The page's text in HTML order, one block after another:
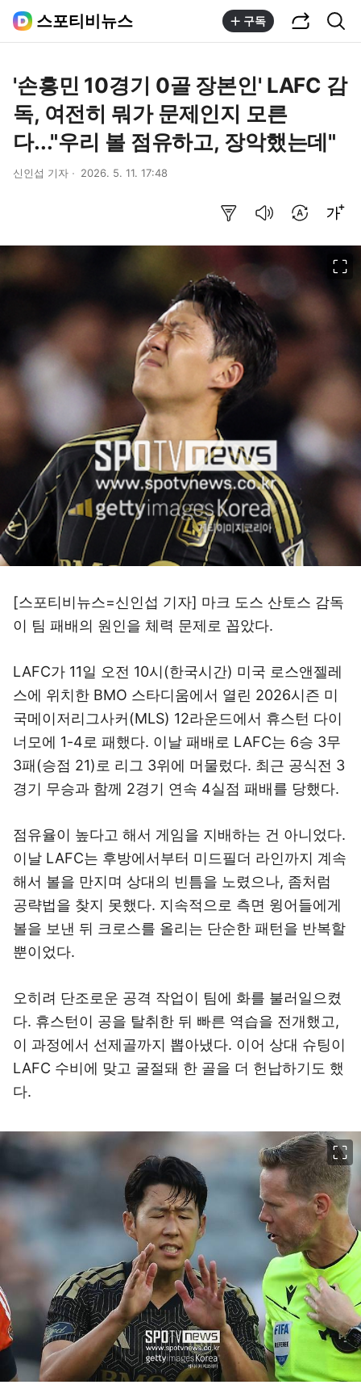
스포티비뉴스 구독
'손흥민 10경기 0골 장본인' LAFC 감
독, 여전히 뭐가 문제인지 모른
다..."우리 볼 점유하고, 장악했는데"
신인섭 기자 2026. 5. 11. 17:48
[스포티비뉴스=신인섭 기자] 마크 도스 산토스 감독
이 팀 패배의 원인을 체력 문제로 꼽았다.
LAFC가 11일 오전 10시(한국시간) 미국 로스앤젤레
스에 위치한 BMO 스타디움에서 열린 2026시즌 미
국메이저리그사커(MLS) 12라운드에서 휴스턴 다이
너모에 1-4로 패했다. 이날 패배로 LAFC는 6승 3무
3패(승점 21)로 리그 3위에 머물렀다. 최근 공식전 3
경기 무승과 함께 2경기 연속 4실점 패배를 당했다.
점유율이 높다고 해서 게임을 지배하는 건 아니었다.
이날 LAFC는 후방에서부터 미드필더 라인까지 계속
해서 볼을 만지며 상대의 빈틈을 노렸으나, 좀처럼
공략법을 찾지 못했다. 지속적으로 측면 윙어들에게
볼을 보낸 뒤 크로스를 올리는 단순한 패턴을 반복할
뿐이었다.
오히려 단조로운 공격 작업이 팀에 화를 불러일으켰
다. 휴스턴이 공을 탈취한 뒤 빠른 역습을 전개했고,
이 과정에서 선제골까지 뽑아냈다. 이어 상대 슈팅이
LAFC 수비에 맞고 굴절돼 한 골을 더 헌납하기도 했
다.